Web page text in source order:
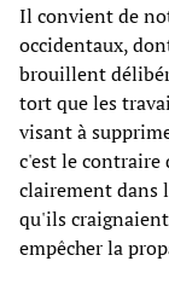
Il convient de
occidentaux,
brouillent
tort que les
visant à
c'est le
clairement dans
qu'ils
empêcher la